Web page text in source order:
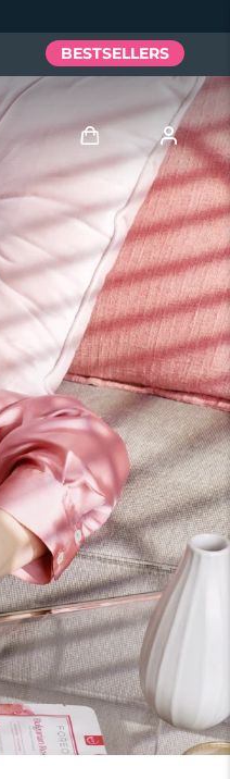
BESTSELLERS
Anmelden
Benutzerkonto
Meine Geräte
Meine Bestellungen
Meine Adressen
Meine Abonnements